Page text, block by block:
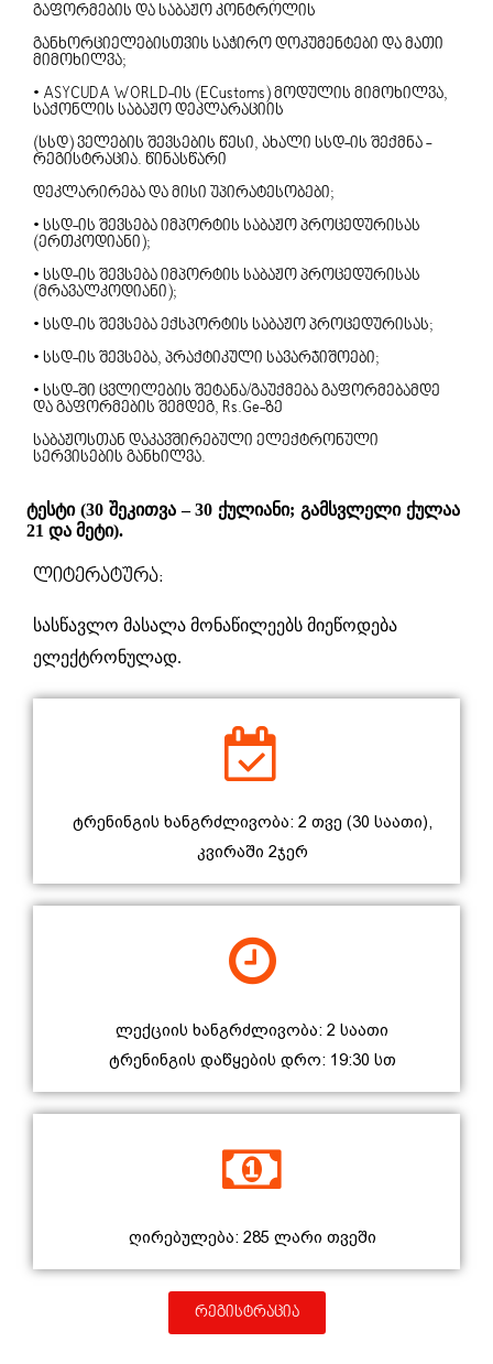
Გაფორმების Და Საბაჟო Კონტროლის
Განხორციელებისთვის Საჭირო Დოკუმენტები Და Მათი
Მიმოხილვა;
• ASYCUDA WORLD-Ის (eCustoms) Მოდულის Მიმოხილვა,
Საქონლის Საბაჟო Დეკლარაციის
(სსდ) Ველების Შევსების Წესი, Ახალი Სსდ-Ის Შექმნა -
Რეგისტრაცია. Წინასწარი
Დეკლარირება Და Მისი Უპირატესობები;
• Სსდ-Ის Შევსება Იმპორტის Საბაჟო Პროცედურისას
(ერთკოდიანი);
• Სსდ-Ის Შევსება Იმპორტის Საბაჟო Პროცედურისას
(მრავალკოდიანი);
• Სსდ-Ის Შევსება Ექსპორტის Საბაჟო Პროცედურისას;
• Სსდ-Ის Შევსება, Პრაქტიკული Სავარჯიშოები;
• Სსდ-Ში Ცვლილების Შეტანა/გაუქმება Გაფორმებამდე
Და Გაფორმების Შემდეგ, Rs.ge-Ზე
Საბაჟოსთან Დაკავშირებული Ელექტრონული
Სერვისების Განხილვა.
Ტესტი(30 Შეკითვა– 30 Ქულიანი;Გამსვლელი Ქულაა
21 Და Მეტი).
Ლიტერატურა:
Სასწავლო Მასალა Მონაწილეებს Მიეწოდება
Ელექტრონულად.
ტრენინგის ხანგრძლივობა: 2 თვე (30 საათი),
კვირაში 2ჯერ
ლექციის ხანგრძლივობა: 2 საათი
ტრენინგის დაწყების დრო: 19:30 სთ
ღირებულება: 285 ლარი თვეში
რეგისტრაცია